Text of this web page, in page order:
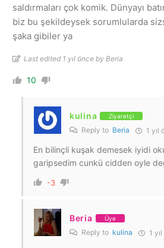
saldırmaları çok komik. Dünyayı
biz bu şekildeysek sorumlularda
şaka gibiler ya
Last edited 1 yıl önce by Beria
10
kulina Ziyaretçi
Reply to Beria 1 yıl
En bilinçli kuşak demesek iyidi
garipsedim cunkü cidden oyle
-3
Beria Üye
Reply to kulina 1